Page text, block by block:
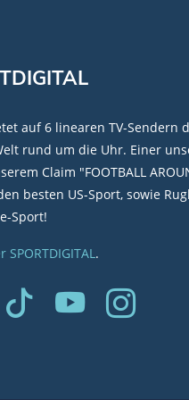
auf 6 linearen TV-
rund um die Uhr. Einer
Claim "FOOTBALL
besten US-Sport, sowie
Sport!
.